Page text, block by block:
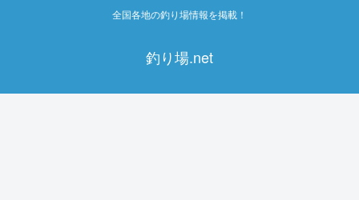
全国各地の釣り場情報を掲載！
釣り場.net